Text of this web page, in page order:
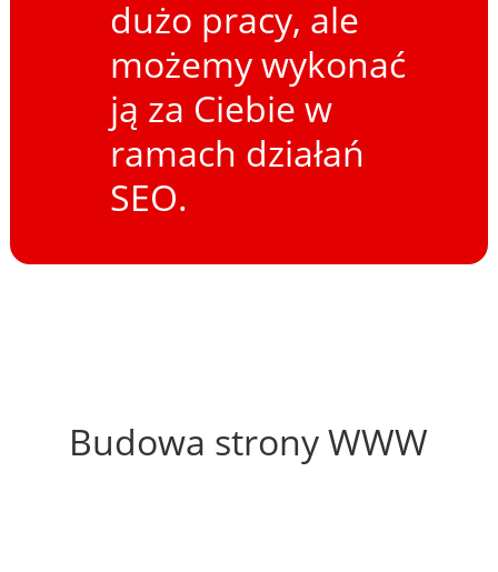
dużo pracy, ale
możemy wykonać
ją za Ciebie w
ramach działań
SEO.
Budowa strony WWW